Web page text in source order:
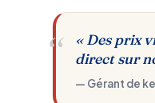
« Des prix
direct sur
— Gérant de